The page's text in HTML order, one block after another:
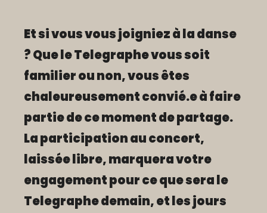
Et si vous vous joigniez à la danse
? Que le Telegraphe vous soit
familier ou non, vous êtes
chaleureusement convié.e à faire
partie de ce moment de partage.
La participation au concert,
laissée libre, marquera votre
engagement pour ce que sera le
Telegraphe demain, et les jours